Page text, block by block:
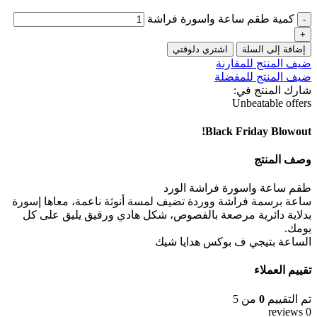
كمية طقم ساعة واسورة فراشة
إضافة إلى السلة اشتري دلوقتي
ضيف المنتج للمقارنة
ضيف المنتج للمفضلة
شارك المنتج في:
Unbeatable offers
Black Friday Blowout!
وصف المنتج
طقم ساعة واسورة فراشة الورد
ساعة برسمة فراشة ووردة تضيف لمسة أنوثة ناعمة، معاها إسورة
بدلاية دائرية مرصعة بالفصوص، شكل هادي ورقيق يليق على كل
يومك.
الساعة بتيجي ف بوكس هدايا شيك
تقييم العملاء
تم التقييم 0 من 5
0 reviews